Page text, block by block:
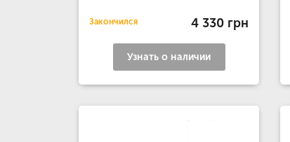
Закончился 4 330 грн
Узнать о наличии